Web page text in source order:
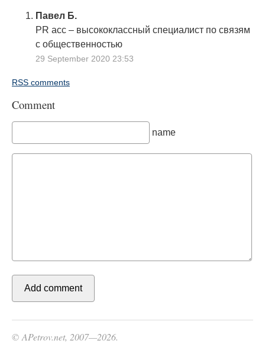
Павел Б.
PR асс – высококлассный специалист по связям
с общественностью
29 September 2020 23:53
RSS comments
Comment
name
© APetrov.net, 2007—2026.